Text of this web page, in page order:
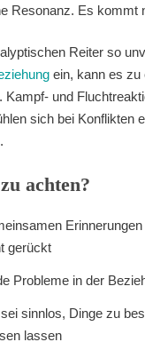
Resonanz. Es kommt
Reiter so
ein, kann es zu
Kampf- und
sich bei Konflikten
achten?
Erinnerungen
gerückt
Probleme in der
sinnlos, Dinge zu
lassen